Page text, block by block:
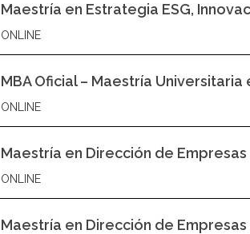
Maestría en Estrategia ESG,
ONLINE
MBA Oficial – Maestría
ONLINE
Maestría en Dirección de
ONLINE
Maestría en Dirección de Empresas